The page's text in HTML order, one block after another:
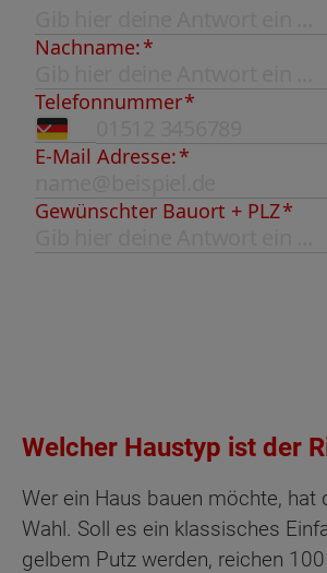
Welcher Haustyp ist der
Wer ein Haus bauen möchte, hat
Wahl. Soll es ein klassisches
gelbem Putz werden, reichen